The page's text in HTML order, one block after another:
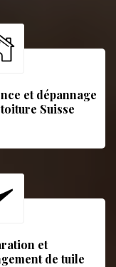
et dépannage
Suisse
et
de tuile